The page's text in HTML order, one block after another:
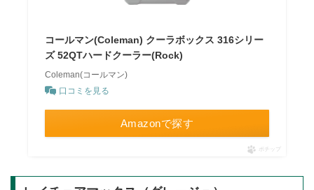
コールマン(Coleman) クーラボックス 316シリー
ズ 52QTハードクーラー(Rock)
Coleman(コールマン)
口コミを見る
Amazonで探す
ポチップ